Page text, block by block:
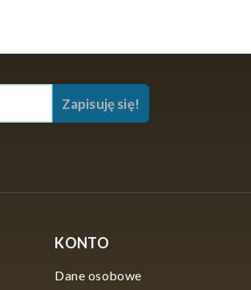
Zapisuję się!
KONTO
Dane osobowe